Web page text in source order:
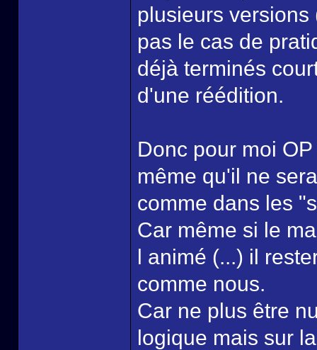
plusieurs
pas le cas de
déjà terminés
d'une réédition.
Donc pour moi
même qu'il ne
comme dans les
Car même si le
l animé (...) il
comme nous.
Car ne plus être
logique mais sur